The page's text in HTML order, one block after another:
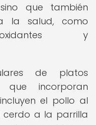
que también
la salud, como
y
de platos
que incorporan
el pollo al
cerdo a la parrilla